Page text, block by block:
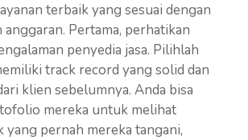
terbaik yang sesuai dengan
Pertama, perhatikan
penyedia jasa. Pilihlah
track record yang solid dan
klien sebelumnya. Anda bisa
mereka untuk melihat
pernah mereka tangani,